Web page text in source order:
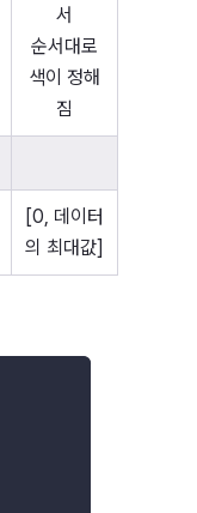
서
순서대로
색이 정해
짐
[0, 데이터
의 최대값]